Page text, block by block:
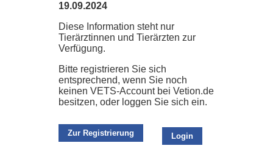
19.09.2024
Diese Information steht nur
Tierärztinnen und Tierärzten zur
Verfügung.
Bitte registrieren Sie sich
entsprechend, wenn Sie noch
keinen VETS-Account bei Vetion.de
besitzen, oder loggen Sie sich ein.
Zur Registrierung Login